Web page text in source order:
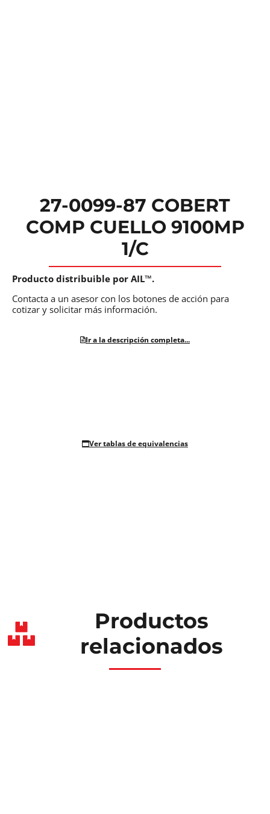
27-0099-87 COBERT
COMP CUELLO 9100MP
1/C
Producto distribuible por AIL™.
Contacta a un asesor con los botones de acción para
cotizar y solicitar más información.
Ir a la descripción completa...
Ver tablas de equivalencias
Productos
relacionados